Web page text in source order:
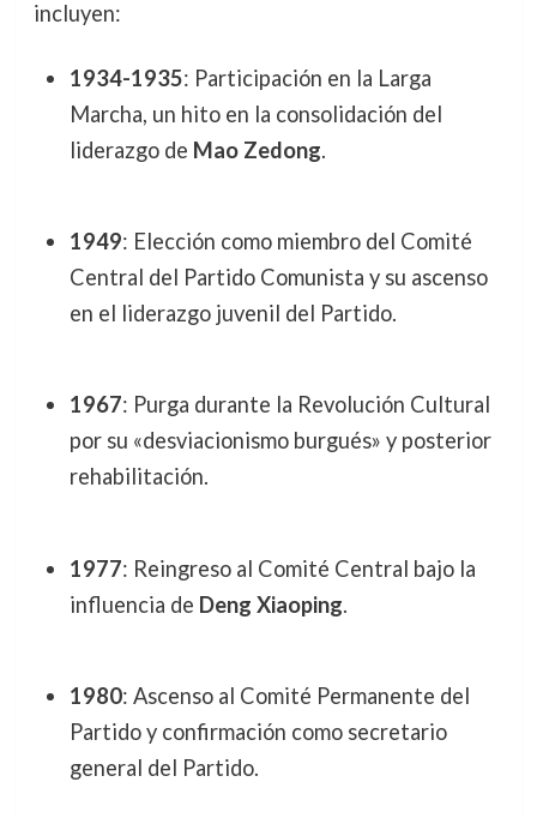
incluyen:
1934-1935: Participación en la Larga
Marcha, un hito en la consolidación del
liderazgo de Mao Zedong.
1949: Elección como miembro del Comité
Central del Partido Comunista y su ascenso
en el liderazgo juvenil del Partido.
1967: Purga durante la Revolución Cultural
por su «desviacionismo burgués» y posterior
rehabilitación.
1977: Reingreso al Comité Central bajo la
influencia de Deng Xiaoping.
1980: Ascenso al Comité Permanente del
Partido y confirmación como secretario
general del Partido.